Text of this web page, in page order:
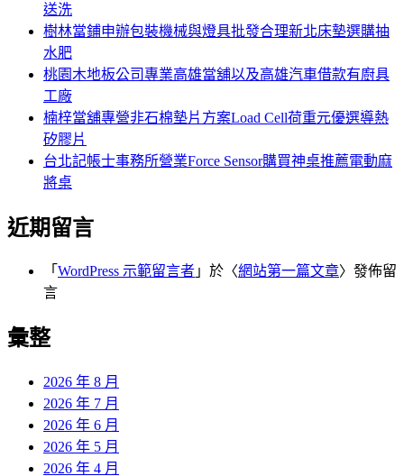
送洗
樹林當鋪申辦包裝機械與燈具批發合理新北床墊選購抽
水肥
桃園木地板公司專業高雄當舖以及高雄汽車借款有廚具
工廠
楠梓當舖專營非石棉墊片方案Load Cell荷重元優選導熱
矽膠片
台北記帳士事務所營業Force Sensor購買神桌推薦電動麻
將桌
近期留言
「 WordPress 示範留言者 」於〈網站第一篇文章〉發佈留
言
彙整
2026 年 8 月
2026 年 7 月
2026 年 6 月
2026 年 5 月
2026 年 4 月